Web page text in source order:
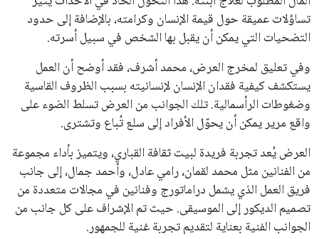
تساؤلات عميقة حول قيمة الإنسان وكرامته، بالإضافة إلى حدود
التضحيات التي يمكن أن يقبل بها الشخص في سبيل أسرته.
وفي تعليق لمخرج العرض، محمد أشرف، فقد أوضح أن العمل
يستكشف كيفية فقدان الإنسان لإنسانيته بسبب الظروف القاسية
وضغوطات الرأسمالية. تلك الجوانب من العرض تسلط الضوء على
واقع مرير يمكن أن يحوّل الأفراد إلى سلع تُباع وتشترى.
العرض يُعد تجربة فريدة لبيت ثقافة القباري، ويتميز بأداء مجموعة
من الفنانين مثل محمد لقمان، رامي عادل، وأحمد جمال، إلى جانب
فريق العمل الذي يشمل دراماتورج وفنانين في مجالات متعددة من
تصميم الديكور إلى الموسيقى. حيث تم الإشراف على كل جانب من
الجوانب الفنية بعناية لتقديم تجربة غنية للجمهور.